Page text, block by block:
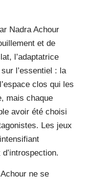
Nadra Achour
et de
l’adaptatrice
l’essentiel : la
clos qui les
mais chaque
avoir été choisi
Les jeux
ne se